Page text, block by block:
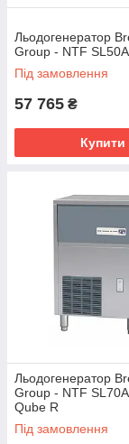
Льодогенератор
Group - NTF
Під замовлення
57 765 ₴
Купити
Льодогенератор
Group - NTF
Qube R
Під замовлення